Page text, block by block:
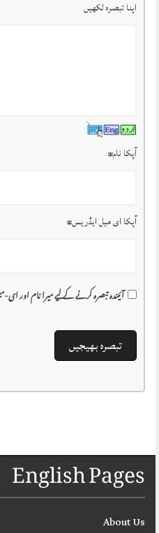
اپنا تبصرہ لکھیں
آپکا نام*
آپکا ای میل ایڈریس*
آئیندہ تبصرہ کرنے کے لیے میرا نام اور
English Pages
About Us